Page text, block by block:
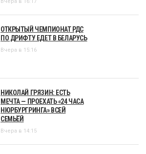
ОТКРЫТЫЙ ЧЕМПИОНАТ РДС
ПО ДРИФТУ ЕДЕТ В БЕЛАРУСЬ
Вчера в 15:16
НИКОЛАЙ ГРЯЗИН: ЕСТЬ
МЕЧТА — ПРОЕХАТЬ «24 ЧАСА
НЮРБУРГРИНГА» ВСЕЙ
СЕМЬЁЙ
Вчера в 14:15